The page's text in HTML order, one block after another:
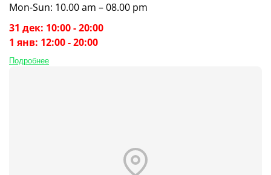
Mon-Sun: 10.00 am – 08.00 pm
31 дек: 10:00 - 20:00
1 янв: 12:00 - 20:00
Подробнее